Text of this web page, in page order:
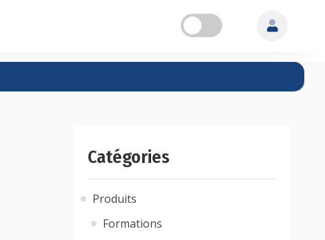
Catégories
Produits
Formations